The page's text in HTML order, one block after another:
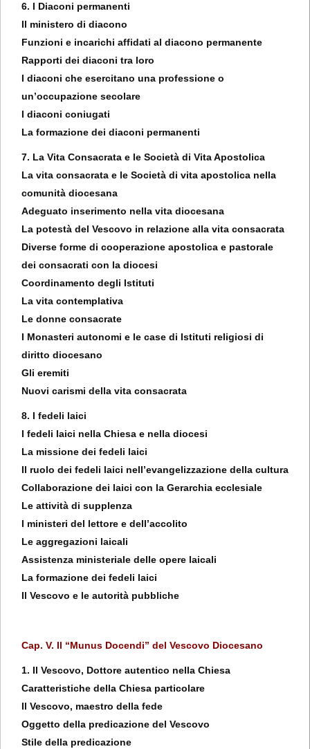
6. I Diaconi permanenti
Il ministero di diacono
Funzioni e incarichi affidati al diacono permanente
Rapporti dei diaconi tra loro
I diaconi che esercitano una professione o
un’occupazione secolare
I diaconi coniugati
La formazione dei diaconi permanenti
7. La Vita Consacrata e le Società di Vita Apostolica
La vita consacrata e le Società di vita apostolica nella
comunità diocesana
Adeguato inserimento nella vita diocesana
La potestà del Vescovo in relazione alla vita consacrata
Diverse forme di cooperazione apostolica e pastorale
dei consacrati con la diocesi
Coordinamento degli Istituti
La vita contemplativa
Le donne consacrate
I Monasteri autonomi e le case di Istituti religiosi di
diritto diocesano
Gli eremiti
Nuovi carismi della vita consacrata
8. I fedeli laici
I fedeli laici nella Chiesa e nella diocesi
La missione dei fedeli laici
Il ruolo dei fedeli laici nell’evangelizzazione della cultura
Collaborazione dei laici con la Gerarchia ecclesiale
Le attività di supplenza
I ministeri del lettore e dell’accolito
Le aggregazioni laicali
Assistenza ministeriale delle opere laicali
La formazione dei fedeli laici
Il Vescovo e le autorità pubbliche
Cap. V. Il “Munus Docendi” del Vescovo Diocesano
1. Il Vescovo, Dottore autentico nella Chiesa
Caratteristiche della Chiesa particolare
Il Vescovo, maestro della fede
Oggetto della predicazione del Vescovo
Stile della predicazione